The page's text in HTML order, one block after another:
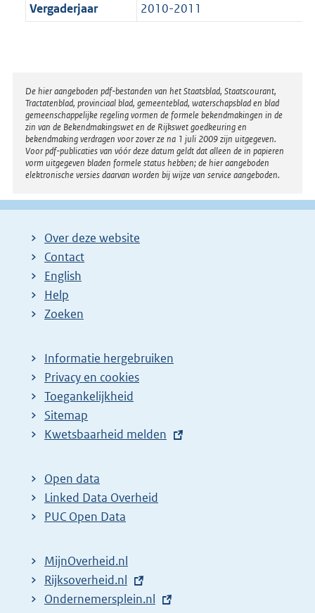
Vergaderjaar
2010-2011
Disclaimer
De hier aangeboden pdf-bestanden van het Staatsblad, Staatscourant,
Tractatenblad, provinciaal blad, gemeenteblad, waterschapsblad en blad
gemeenschappelijke regeling vormen de formele bekendmakingen in de
zin van de Bekendmakingswet en de Rijkswet goedkeuring en
bekendmaking verdragen voor zover ze na 1 juli 2009 zijn uitgegeven.
Voor pdf-publicaties van vóór deze datum geldt dat alleen de in papieren
vorm uitgegeven bladen formele status hebben; de hier aangeboden
elektronische versies daarvan worden bij wijze van service aangeboden.
Over deze website
Contact
English
Help
Zoeken
Informatie hergebruiken
Privacy en cookies
Toegankelijkheid
Sitemap
E
t
e
r
l
i
n
Kwetsbaarheid melden
Open data
Linked Data Overheid
PUC Open Data
MijnOverheid.nl
E
x
Rijksoverheid.nl
E
Ondernemersplein.nl